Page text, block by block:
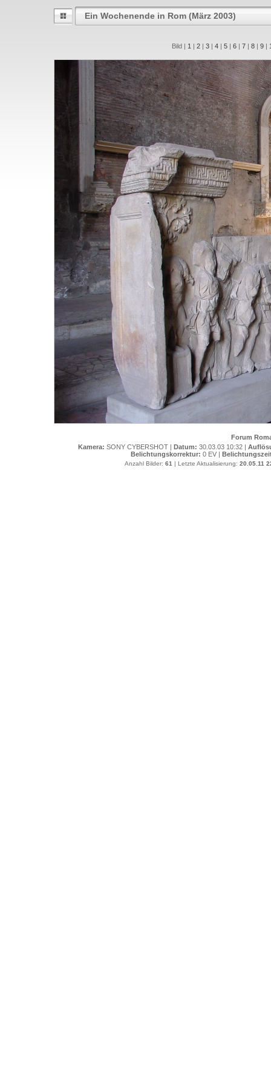
Ein Wochenende in Rom (März 2003)
Bild | 1 | 2 | 3 | 4 | 5 | 6 | 7 | 8 | 9 |
Forum
Kamera: SONY CYBERSHOT | Datum: 30.03.03 10:32 |
Belichtungskorrektur: 0 EV |
Anzahl Bilder: 61 | Letzte Aktualisierung: 20.05.11